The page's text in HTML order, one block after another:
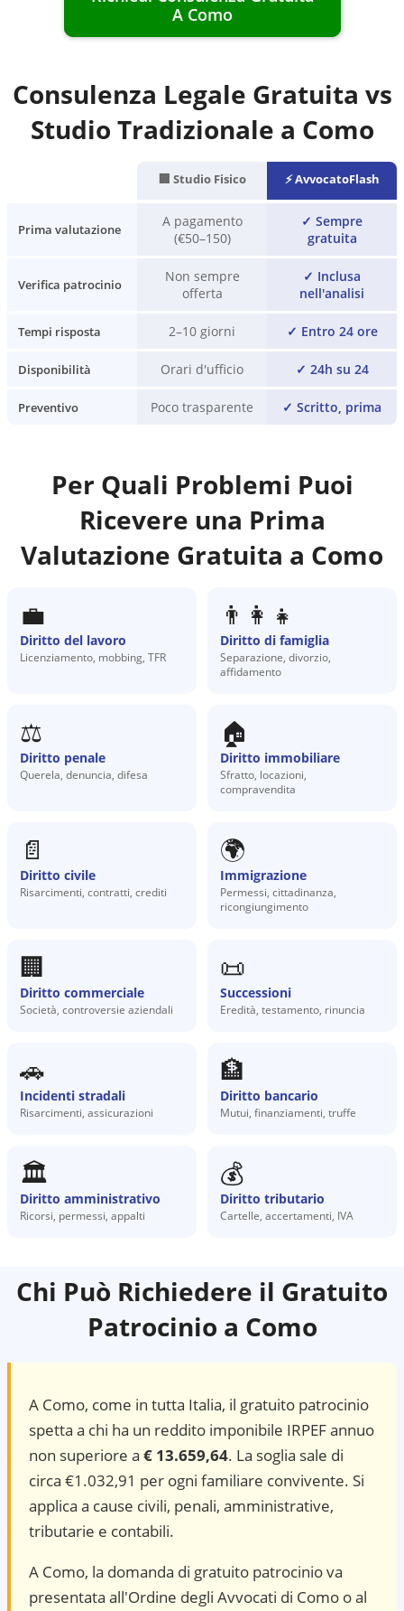
A Como
Consulenza Legale Gratuita vs
Studio Tradizionale a Como
🏢 Studio Fisico ⚡ AvvocatoFlash
Prima valutazione
A pagamento
(€50–150)
✓ Sempre
gratuita
Verifica patrocinio
Non sempre
offerta
✓ Inclusa
nell'analisi
Tempi risposta 2–10 giorni ✓ Entro 24 ore
Disponibilità Orari d'ufficio ✓ 24h su 24
Preventivo Poco trasparente ✓ Scritto, prima
Per Quali Problemi Puoi
Ricevere una Prima
Valutazione Gratuita a Como
💼
Diritto del lavoro
Licenziamento, mobbing, TFR
👨‍👩‍👧
Diritto di famiglia
Separazione, divorzio,
affidamento
⚖️
Diritto penale
Querela, denuncia, difesa
🏠
Diritto immobiliare
Sfratto, locazioni,
compravendita
📄
Diritto civile
Risarcimenti, contratti, crediti
🌍
Immigrazione
Permessi, cittadinanza,
ricongiungimento
🏢
Diritto commerciale
Società, controversie aziendali
📜
Successioni
Eredità, testamento, rinuncia
🚗
Incidenti stradali
Risarcimenti, assicurazioni
🏦
Diritto bancario
Mutui, finanziamenti, truffe
🏛️
Diritto amministrativo
Ricorsi, permessi, appalti
💰
Diritto tributario
Cartelle, accertamenti, IVA
Chi Può Richiedere il Gratuito
Patrocinio a Como
A Como, come in tutta Italia, il gratuito patrocinio
spetta a chi ha un reddito imponibile IRPEF annuo
non superiore a € 13.659,64. La soglia sale di
circa €1.032,91 per ogni familiare convivente. Si
applica a cause civili, penali, amministrative,
tributarie e contabili.
A Como, la domanda di gratuito patrocinio va
presentata all'Ordine degli Avvocati di Como o al